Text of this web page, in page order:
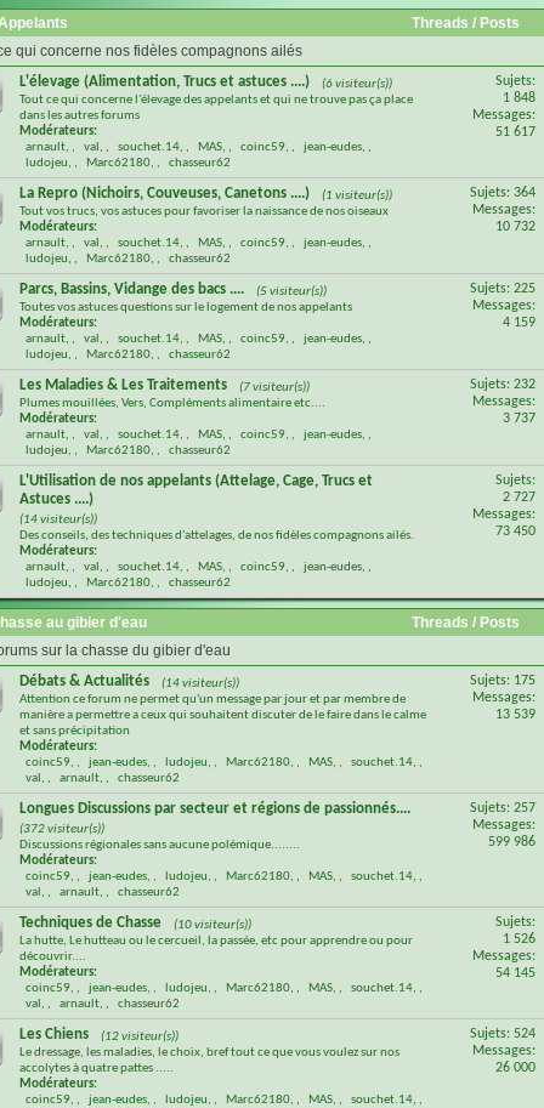
Threads / Posts
qui concerne nos fidèles compagnons ailés
L'élevage (Alimentation, Trucs et astuces ....)
(6 visiteur(s))
Tout ce qui concerne l'élevage des appelants et qui ne trouve pas ça place
dans les autres forums
Modérateurs:
arnault, val , souchet.14, MAS, coinc59, jean-eudes,
ludojeu, Marc62180, chasseur62
Sujets:
1 848
Messages:
51 617
La Repro (Nichoirs, Couveuses, Canetons ....)
(1 visiteur(s))
Tout vos trucs, vos astuces pour favoriser la naissance de nos oiseaux
Modérateurs:
arnault, val , souchet.14, MAS, coinc59, jean-eudes,
ludojeu, Marc62180, chasseur62
Sujets: 364
Messages:
10 732
Parcs, Bassins, Vidange des bacs ....
(5 visiteur(s))
Toutes vos astuces questions sur le logement de nos appelants
Modérateurs:
arnault, val , souchet.14, MAS, coinc59, jean-eudes,
ludojeu, Marc62180, chasseur62
Sujets: 225
Messages:
4 159
Les Maladies & Les Traitements
(7 visiteur(s))
Plumes mouillées, Vers, Compléments alimentaire etc....
Modérateurs:
arnault, val , souchet.14, MAS, coinc59, jean-eudes,
ludojeu, Marc62180, chasseur62
Sujets: 232
Messages:
3 737
L'Utilisation de nos appelants (Attelage, Cage, Trucs et
Astuces ....)
(14 visiteur(s))
Des conseils, des techniques d'attelages, de nos fidèles compagnons ailés.
Modérateurs:
arnault, val , souchet.14, MAS, coinc59, jean-eudes,
ludojeu, Marc62180, chasseur62
Sujets:
2 727
Messages:
73 450
au gibier d'eau Threads / Posts
sur la chasse du gibier d'eau
Débats & Actualités
(14 visiteur(s))
Attention ce forum ne permet qu'un message par jour et par membre de
manière a permettre a ceux qui souhaitent discuter de le faire dans le calme
et sans précipitation
Modérateurs:
coinc59, jean-eudes, ludojeu, Marc62180, MAS, souchet.14,
val , arnault, chasseur62
Sujets: 175
Messages:
13 539
Longues Discussions par secteur et régions de passionnés....
(372 visiteur(s))
Discussions régionales sans aucune polémique........
Modérateurs:
coinc59, jean-eudes, ludojeu, Marc62180, MAS, souchet.14,
val , arnault, chasseur62
Sujets: 257
Messages:
599 986
Techniques de Chasse
(10 visiteur(s))
La hutte, Le hutteau ou le cercueil, la passée, etc pour apprendre ou pour
découvrir....
Modérateurs:
coinc59, jean-eudes, ludojeu, Marc62180, MAS, souchet.14,
val , arnault, chasseur62
Sujets:
1 526
Messages:
54 145
Les Chiens
(12 visiteur(s))
Le dressage, les maladies, le choix, bref tout ce que vous voulez sur nos
accolytes à quatre pattes .....
Modérateurs:
coinc59, jean-eudes, ludojeu, Marc62180, MAS, souchet.14,
Sujets: 524
Messages:
26 000